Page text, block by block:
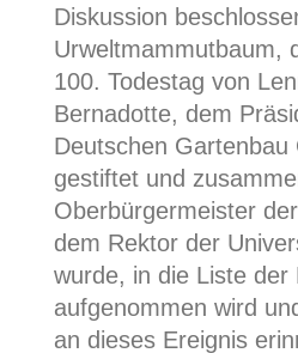
Diskussion
Urweltmammutbaum,
100. Todestag von
Bernadotte, dem
Deutschen Gartenbau
gestiftet und
Oberbürgermeister
dem Rektor der
wurde, in die Liste der
aufgenommen wird
an dieses Ereignis